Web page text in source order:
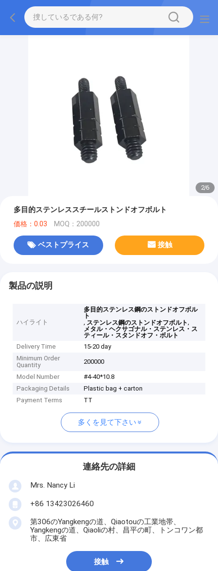
2/6
多目的ステンレススチールストンドオフボルト
価格：0.03 MOQ：200000
ベストプライス 接触
製品の説明
ハイライト
多目的ステンレス鋼のストンドオフボル
ト
, ステンレス鋼のストンドオフボルト,
メタル・ヘクサゴナル・ステンレス・ス
ティール・スタンドオフ・ボルト
Delivery Time
15-20 day
Minimum Order
Quantity
200000
Model Number
#4-40*10.8
Packaging Details
Plastic bag + carton
Payment Terms
TT
多くを見て下さい
連絡先の詳細
Mrs. Nancy Li
+86 13423026460
第306のYangkengの道、Qiaotouの工業地帯、
Yangkengの道、Qiaoliの村、昌平の町、トンコワン都
市、広東省
接触